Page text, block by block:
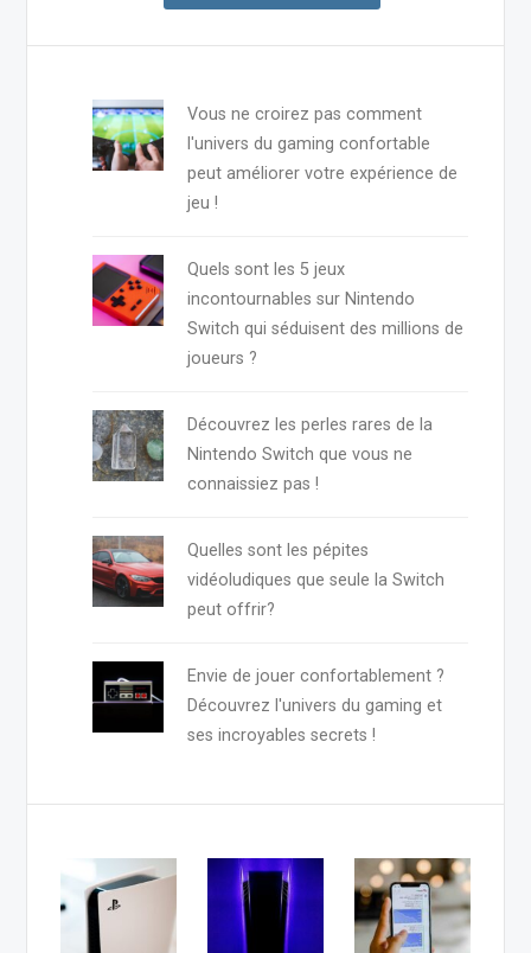
Vous ne croirez pas comment
l'univers du gaming confortable
peut améliorer votre expérience de
jeu !
Quels sont les 5 jeux
incontournables sur Nintendo
Switch qui séduisent des millions de
joueurs ?
Découvrez les perles rares de la
Nintendo Switch que vous ne
connaissiez pas !
Quelles sont les pépites
vidéoludiques que seule la Switch
peut offrir?
Envie de jouer confortablement ?
Découvrez l'univers du gaming et
ses incroyables secrets !